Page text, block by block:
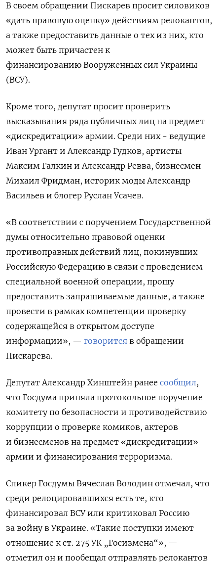
В своем обращении Пискарев просит силовиков
«дать правовую оценку» действиям релокантов,
а также предоставить данные о тех из них, кто
может быть причастен к
финансированию Вооруженных сил Украины
(ВСУ).
Кроме того, депутат просит проверить
высказывания ряда публичных лиц на предмет
«дискредитации» армии. Среди них - ведущие
Иван Ургант и Александр Гудков, артисты
Максим Галкин и Александр Ревва, бизнесмен
Михаил Фридман, историк моды Александр
Васильев и блогер Руслан Усачев.
«В соответствии с поручением Государственной
думы относительно правовой оценки
противоправных действий лиц, покинувших
Российскую Федерацию в связи с проведением
специальной военной операции, прошу
предоставить запрашиваемые данные, а также
провести в рамках компетенции проверку
содержащейся в открытом доступе
информации», — говорится в обращении
Пискарева.
Депутат Александр Хинштейн ранее сообщил,
что Госдума приняла протокольное поручение
комитету по безопасности и противодействию
коррупции о проверке комиков, актеров
и бизнесменов на предмет «дискредитации»
армии и финансирования терроризма.
Спикер Госдумы Вячеслав Володин отмечал, что
среди релоцировавшихся есть те, кто
финансировал ВСУ или критиковал Россию
за войну в Украине. «Такие поступки имеют
отношение к ст. 275 УК „Госизмена“», —
отметил он и пообещал отправлять релокантов